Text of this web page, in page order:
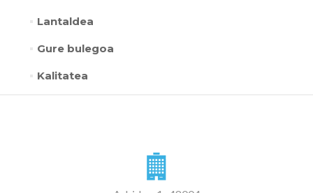
Lantaldea
Gure bulegoa
Kalitatea